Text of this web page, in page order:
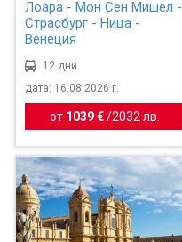
Лоара - Мон Сен Мишел -
Страсбург - Ница -
Венеция
12 дни
дата: 16.08.2026 г.
от 1039 € /2032 лв.